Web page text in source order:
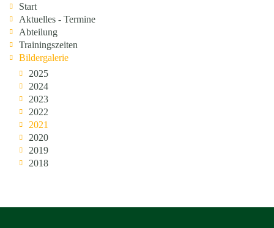
Start
Aktuelles - Termine
Abteilung
Trainingszeiten
Bildergalerie
2025
2024
2023
2022
2021
2020
2019
2018